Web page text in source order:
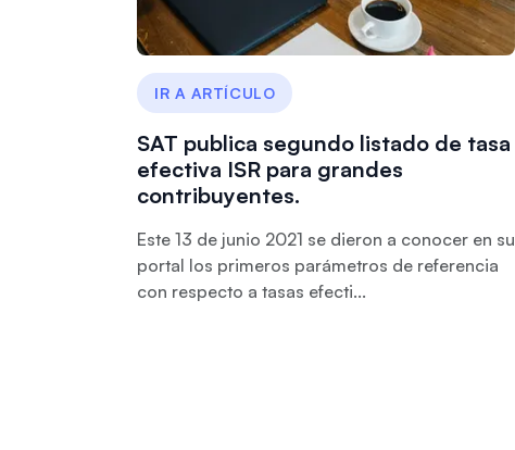
IR A ARTÍCULO
SAT publica segundo listado de tasa
efectiva ISR para grandes
contribuyentes.
Este 13 de junio 2021 se dieron a conocer en su
portal los primeros parámetros de referencia
con respecto a tasas efecti...